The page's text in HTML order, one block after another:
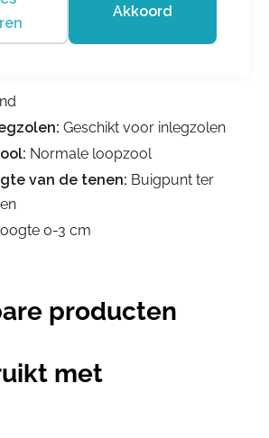
niet op voorraad.
Geschikt voor inlegzolen
Normale loopzool
van de tenen: Buigpunt ter
0-3 cm
producten
met
Akkoord